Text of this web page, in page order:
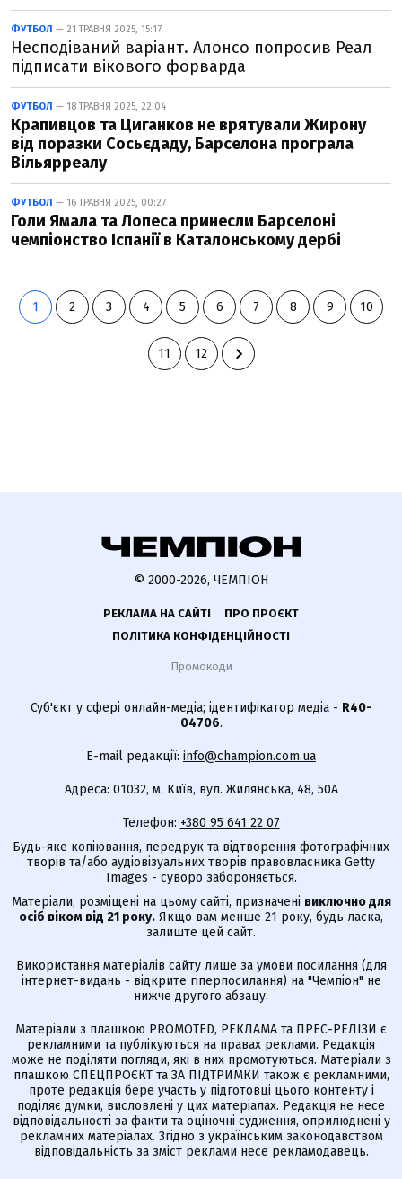
ФУТБОЛ — 21 ТРАВНЯ 2025, 15:17
Несподіваний варіант. Алонсо попросив Реал
підписати вікового форварда
ФУТБОЛ — 18 ТРАВНЯ 2025, 22:04
Крапивцов та Циганков не врятували Жирону
від поразки Сосьєдаду, Барселона програла
Вільярреалу
ФУТБОЛ — 16 ТРАВНЯ 2025, 00:27
Голи Ямала та Лопеса принесли Барселоні
чемпіонство Іспанії в Каталонському дербі
1 2 3 4 5 6 7 8 9 10
11 12
© 2000-2026, ЧЕМПІОН
РЕКЛАМА НА САЙТІ
ПРО ПРОЄКТ
ПОЛІТИКА КОНФІДЕНЦІЙНОСТІ
Промокоди
Суб'єкт у сфері онлайн-медіа; ідентифікатор медіа - R40-
04706.
E-mail редакції: info@champion.com.ua
Адреса: 01032, м. Київ, вул. Жилянська, 48, 50А
Телефон: +380 95 641 22 07
Будь-яке копіювання, передрук та відтворення фотографічних
творів та/або аудіовізуальних творів правовласника Getty
Images - суворо забороняється.
Матеріали, розміщені на цьому сайті, призначені виключно для
осіб віком від 21 року. Якщо вам менше 21 року, будь ласка,
залиште цей сайт.
Використання матеріалів сайту лише за умови посилання (для
інтернет-видань - відкрите гіперпосилання) на "Чемпіон" не
нижче другого абзацу.
Матеріали з плашкою PROMOTED, РЕКЛАМА та ПРЕС-РЕЛІЗИ є
рекламними та публікуються на правах реклами. Редакція
може не поділяти погляди, які в них промотуються. Матеріали з
плашкою СПЕЦПРОЄКТ та ЗА ПІДТРИМКИ також є рекламними,
проте редакція бере участь у підготовці цього контенту і
поділяє думки, висловлені у цих матеріалах. Редакція не несе
відповідальності за факти та оціночні судження, оприлюднені у
рекламних матеріалах. Згідно з українським законодавством
відповідальність за зміст реклами несе рекламодавець.